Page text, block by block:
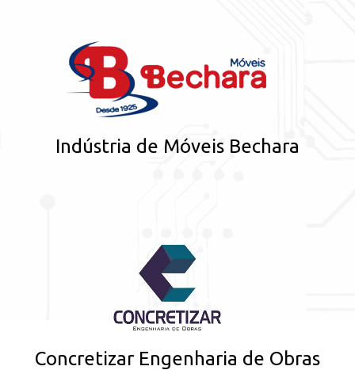
Indústria de Móveis Bechara
Concretizar Engenharia de Obras